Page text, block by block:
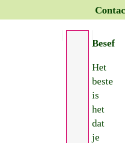
Besef
Het
beste
is
het
dat
je